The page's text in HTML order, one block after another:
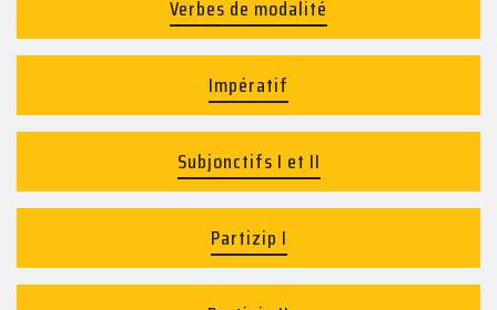
Verbes de modalité
Impératif
Subjonctifs I et II
Partizip I